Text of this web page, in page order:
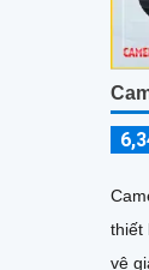
thiết
vệ gia